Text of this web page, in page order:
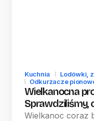
Kuchnia
Lodówki,
Odkurzacze
Wielkanocna
Sprawdziliśmy,
Wielkanoc coraz